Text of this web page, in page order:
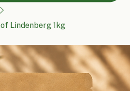
Lindenberg 1kg